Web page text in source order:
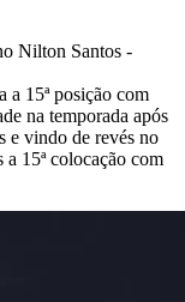
a 15ª posição com
na temporada após
e vindo de revés no
15ª colocação com